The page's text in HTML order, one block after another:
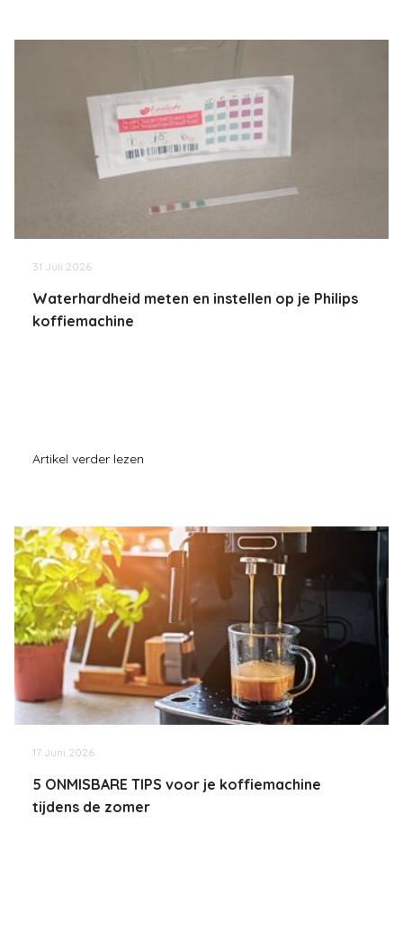
31 Juli 2026
Waterhardheid meten en instellen op je Philips
koffiemachine
Artikel verder lezen
17 Juni 2026
5 ONMISBARE TIPS voor je koffiemachine
tijdens de zomer